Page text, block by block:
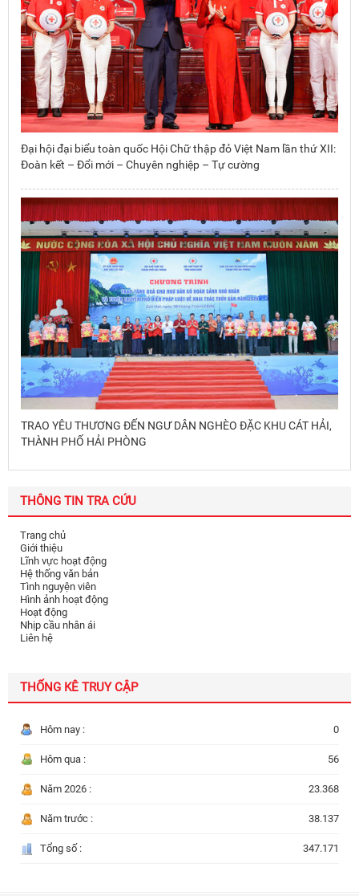
Đại hội đại biểu toàn quốc Hội Chữ thập đỏ Việt Nam lần thứ XII:
Đoàn kết – Đổi mới – Chuyên nghiệp – Tự cường
TRAO YÊU THƯƠNG ĐẾN NGƯ DÂN NGHÈO ĐẶC KHU CÁT HẢI,
THÀNH PHỐ HẢI PHÒNG
THÔNG TIN TRA CỨU
Trang chủ
Giới thiệu
Lĩnh vực hoạt động
Hệ thống văn bản
Tình nguyện viên
Hình ảnh hoạt động
Hoạt động
Nhịp cầu nhân ái
Liên hệ
THỐNG KÊ TRUY CẬP
Hôm nay : 0
Hôm qua : 56
Năm 2026 : 23.368
Năm trước : 38.137
Tổng số : 347.171